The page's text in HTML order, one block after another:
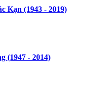
Kạn (1943 - 2019)
(1947 - 2014)